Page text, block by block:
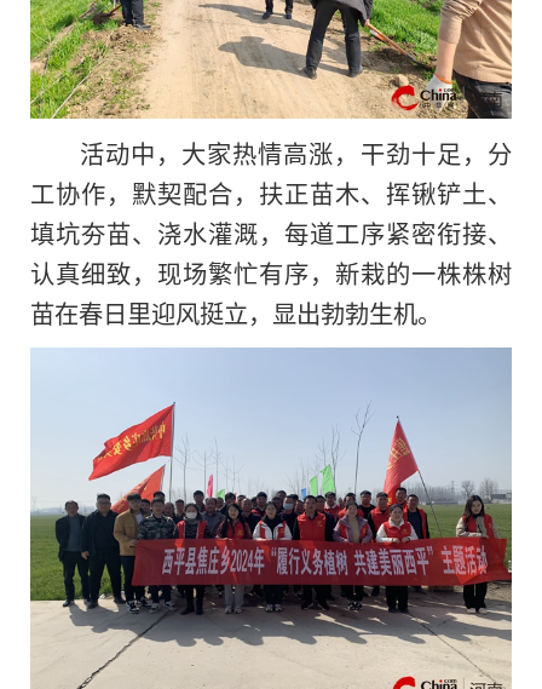
活动中，大家热情高涨，干劲十足，分
工协作，默契配合，扶正苗木、挥锹铲土、
填坑夯苗、浇水灌溉，每道工序紧密衔接、
认真细致，现场繁忙有序，新栽的一株株树
苗在春日里迎风挺立，显出勃勃生机。